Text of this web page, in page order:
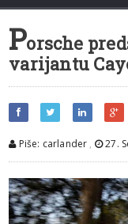
Porsche
varijantu
Piše: carlander , 27.